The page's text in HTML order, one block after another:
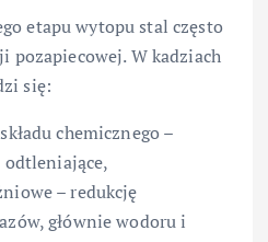
etapu wytopu stal często
pozapiecowej. W kadziach
się:
chemicznego –
– redukcję
głównie wodoru i